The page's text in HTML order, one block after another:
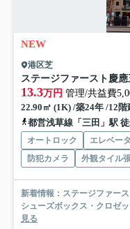
NEW
港区芝
ステージファースト慶應
13.3万円 管理/共益費
22.90㎡ (1K) /築24年 /12階
都営浅草線「三田」駅
オートロック エレベー
防犯カメラ
外観タイル
新着情報：ステージファー
シューズボックス・クロゼ
見る